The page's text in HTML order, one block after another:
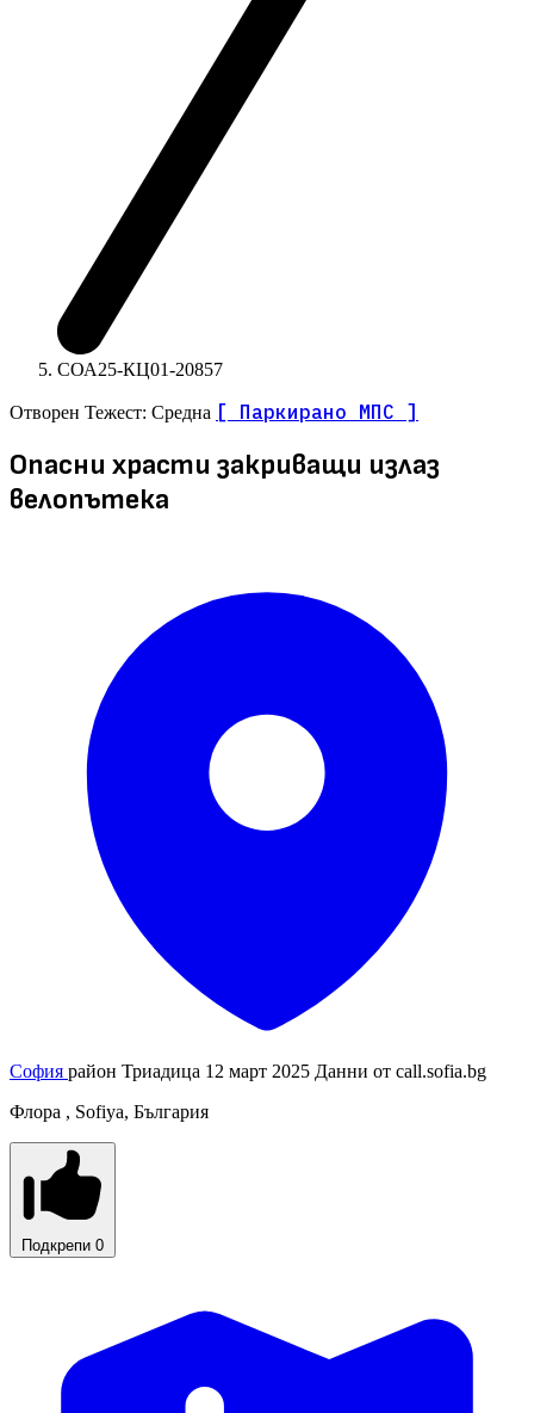
СОА25-КЦ01-20857
Отворен Тежест: Средна [ Паркирано МПС ]
Опасни храсти закриващи излаз
велопътека
София район Триадица 12 март 2025 Данни от call.sofia.bg
Флора , Sofiya, България
Подкрепи 0